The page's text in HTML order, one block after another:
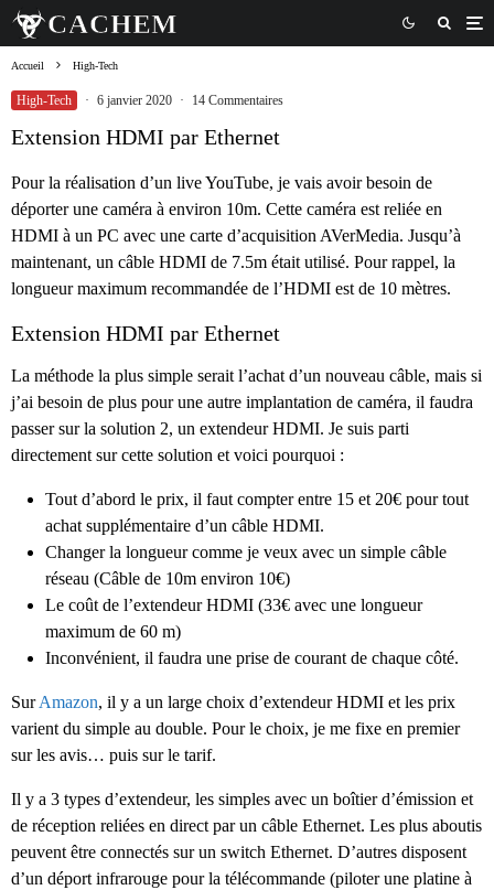
Accueil High-Tech
High-Tech · 6 janvier 2020 · 14 Commentaires
Extension HDMI par Ethernet
Pour la réalisation d’un live YouTube, je vais avoir besoin de
déporter une caméra à environ 10m. Cette caméra est reliée en
HDMI à un PC avec une carte d’acquisition AVerMedia. Jusqu’à
maintenant, un câble HDMI de 7.5m était utilisé. Pour rappel, la
longueur maximum recommandée de l’HDMI est de 10 mètres.
Extension HDMI par Ethernet
La méthode la plus simple serait l’achat d’un nouveau câble, mais si
j’ai besoin de plus pour une autre implantation de caméra, il faudra
passer sur la solution 2, un extendeur HDMI. Je suis parti
directement sur cette solution et voici pourquoi :
Tout d’abord le prix, il faut compter entre 15 et 20€ pour tout
achat supplémentaire d’un câble HDMI.
Changer la longueur comme je veux avec un simple câble
réseau (Câble de 10m environ 10€)
Le coût de l’extendeur HDMI (33€ avec une longueur
maximum de 60 m)
Inconvénient, il faudra une prise de courant de chaque côté.
SurAmazon, il y a un large choix d’extendeur HDMI et les prix
varient du simple au double. Pour le choix, je me fixe en premier
sur les avis… puis sur le tarif.
Il y a 3 types d’extendeur, les simples avec un boîtier d’émission et
de réception reliées en direct par un câble Ethernet. Les plus aboutis
peuvent être connectés sur un switch Ethernet. D’autres disposent
d’un déport infrarouge pour la télécommande (piloter une platine à